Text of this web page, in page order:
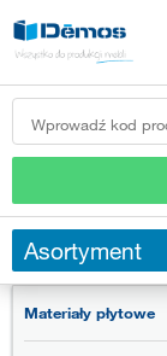
Asortyment
Materiały płytowe